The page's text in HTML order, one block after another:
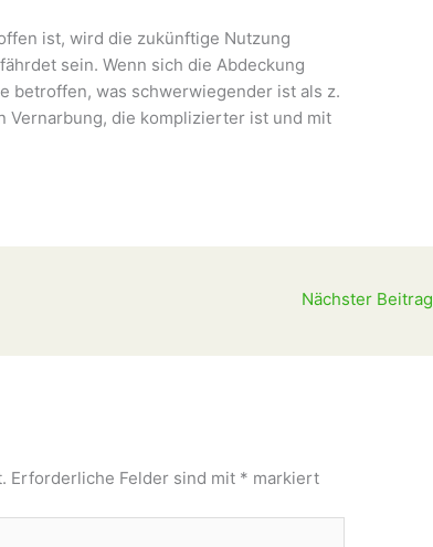
ist, wird die zukünftige Nutzung
sein. Wenn sich die Abdeckung
betroffen, was schwerwiegender ist als z.
Vernarbung, die komplizierter ist und mit
Nächster Beitrag
Erforderliche Felder sind mit * markiert